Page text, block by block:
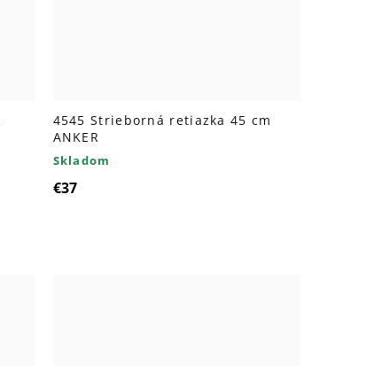
4545 Strieborná retiazka 45 cm
ANKER
Skladom
€37